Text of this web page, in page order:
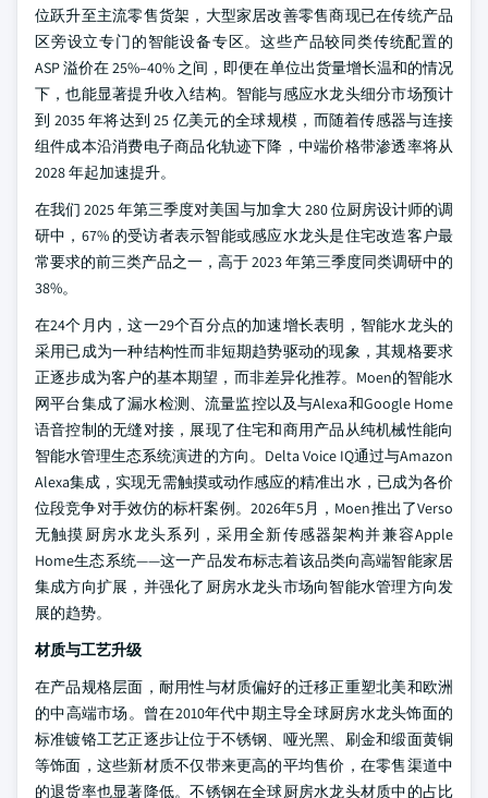
位跃升至主流零售货架，大型家居改善零售商现已在传统产品
区旁设立专门的智能设备专区。这些产品较同类传统配置的
ASP 溢价在 25%–40% 之间，即便在单位出货量增长温和的情况
下，也能显著提升收入结构。智能与感应水龙头细分市场预计
到 2035 年将达到 25 亿美元的全球规模，而随着传感器与连接
组件成本沿消费电子商品化轨迹下降，中端价格带渗透率将从
2028 年起加速提升。
在我们 2025 年第三季度对美国与加拿大 280 位厨房设计师的调
研中，67% 的受访者表示智能或感应水龙头是住宅改造客户最
常要求的前三类产品之一，高于 2023 年第三季度同类调研中的
38%。
在24个月内，这一29个百分点的加速增长表明，智能水龙头的
采用已成为一种结构性而非短期趋势驱动的现象，其规格要求
正逐步成为客户的基本期望，而非差异化推荐。Moen的智能水
网平台集成了漏水检测、流量监控以及与Alexa和Google Home
语音控制的无缝对接，展现了住宅和商用产品从纯机械性能向
智能水管理生态系统演进的方向。Delta Voice IQ通过与Amazon
Alexa集成，实现无需触摸或动作感应的精准出水，已成为各价
位段竞争对手效仿的标杆案例。2026年5月，Moen推出了Verso
无触摸厨房水龙头系列，采用全新传感器架构并兼容Apple
Home生态系统——这一产品发布标志着该品类向高端智能家居
集成方向扩展，并强化了厨房水龙头市场向智能水管理方向发
展的趋势。
材质与工艺升级
在产品规格层面，耐用性与材质偏好的迁移正重塑北美和欧洲
的中高端市场。曾在2010年代中期主导全球厨房水龙头饰面的
标准镀铬工艺正逐步让位于不锈钢、哑光黑、刷金和缎面黄铜
等饰面，这些新材质不仅带来更高的平均售价，在零售渠道中
的退货率也显著降低。不锈钢在全球厨房水龙头材质中的占比